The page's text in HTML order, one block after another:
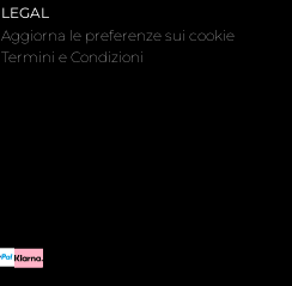
LEGAL
Aggiorna le preferenze sui cookie
Termini e Condizioni